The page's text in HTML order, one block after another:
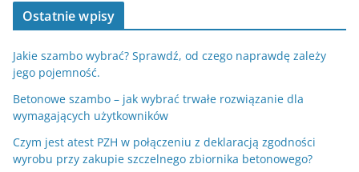
Ostatnie wpisy
Jakie szambo wybrać? Sprawdź, od czego naprawdę zależy
jego pojemność.
Betonowe szambo – jak wybrać trwałe rozwiązanie dla
wymagających użytkowników
Czym jest atest PZH w połączeniu z deklaracją zgodności
wyrobu przy zakupie szczelnego zbiornika betonowego?